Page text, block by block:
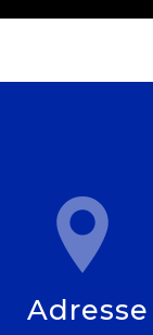
Adresse